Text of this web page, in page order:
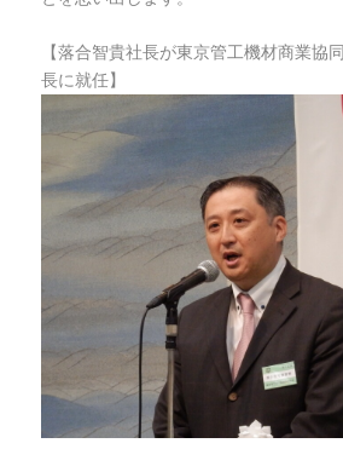
【落合智貴社長が東京管工機材商業協
長に就任】